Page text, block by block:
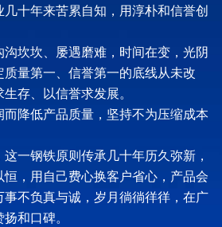
十年来苦累自知，用淳朴和信誉创
坎坎、屡遇磨难，时间在变，光阴
量第一、信誉第一的底线从未改
存、以信誉求发展。
降低产品质量，坚持不为压缩成本
一钢铁原则传承几十年历久弥新，
，用自己费心换客户省心，产品会
不负真与诚，岁月徜徜徉徉，在广
和口碑。